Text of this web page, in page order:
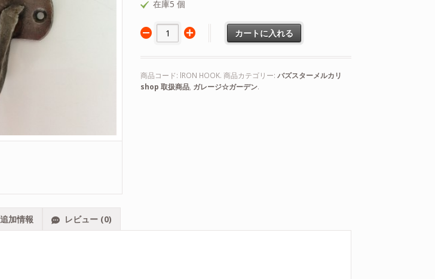
在庫5 個
カートに入れる
商品コード: lRON HOOK. 商品カテゴリー: バズスターメルカリ
shop 取扱商品, ガレージ☆ガーデン.
追加情報 レビュー (0)